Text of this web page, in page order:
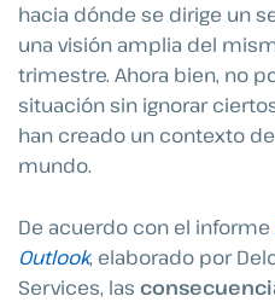
hacia dónde se dirige un
una visión amplia del
trimestre. Ahora bien, no
situación sin ignorar
han creado un contexto
mundo.
De acuerdo con el informe
Outlook, elaborado por
Services, las